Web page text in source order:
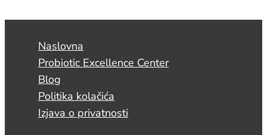
Naslovna
Probiotic Excellence Center
Blog
Politika kolačića
Izjava o privatnosti